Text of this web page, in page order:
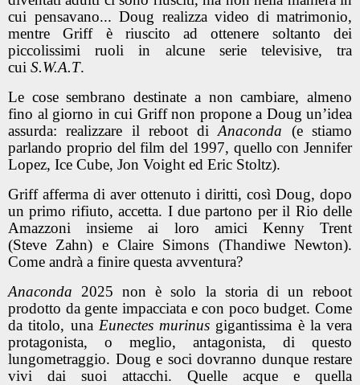
cui pensavano... Doug realizza video di matrimonio,
mentre Griff è riuscito ad ottenere soltanto dei
piccolissimi ruoli in alcune serie televisive, tra
cui S.W.A.T.
Le cose sembrano destinate a non cambiare, almeno
fino al giorno in cui Griff non propone a Doug un’idea
assurda: realizzare il reboot diAnaconda (e stiamo
parlando proprio del film del 1997, quello con Jennifer
Lopez, Ice Cube, Jon Voight ed Eric Stoltz).
Griff afferma di aver ottenuto i diritti, così Doug, dopo
un primo rifiuto, accetta. I due partono per il Rio delle
Amazzoni insieme ai loro amici Kenny Trent
(Steve Zahn) e Claire Simons (Thandiwe Newton).
Come andrà a finire questa avventura?
Anaconda 2025 non è solo la storia di un reboot
prodotto da gente impacciata e con poco budget. Come
da titolo, una Eunectes murinus gigantissima è la vera
protagonista, o meglio, antagonista, di questo
lungometraggio. Doug e soci dovranno dunque restare
vivi dai suoi attacchi. Quelle acque e quella